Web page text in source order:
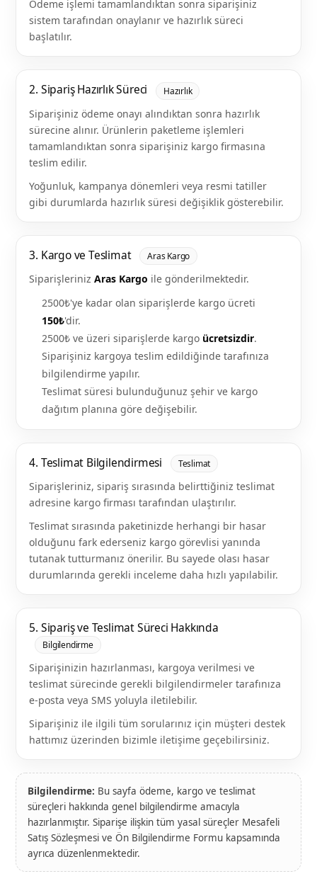
Ödeme işlemi tamamlandıktan sonra siparişiniz
sistem tarafından onaylanır ve hazırlık süreci
başlatılır.
2. Sipariş Hazırlık Süreci Hazırlık
Siparişiniz ödeme onayı alındıktan sonra hazırlık
sürecine alınır. Ürünlerin paketleme işlemleri
tamamlandıktan sonra siparişiniz kargo firmasına
teslim edilir.
Yoğunluk, kampanya dönemleri veya resmi tatiller
gibi durumlarda hazırlık süresi değişiklik gösterebilir.
3. Kargo ve Teslimat Aras Kargo
SiparişlerinizAras Kargo ile gönderilmektedir.
2500₺'ye kadar olan siparişlerde kargo ücreti
150₺'dir.
2500₺ ve üzeri siparişlerde kargo ücretsizdir.
Siparişiniz kargoya teslim edildiğinde tarafınıza
bilgilendirme yapılır.
Teslimat süresi bulunduğunuz şehir ve kargo
dağıtım planına göre değişebilir.
4. Teslimat Bilgilendirmesi Teslimat
Siparişleriniz, sipariş sırasında belirttiğiniz teslimat
adresine kargo firması tarafından ulaştırılır.
Teslimat sırasında paketinizde herhangi bir hasar
olduğunu fark ederseniz kargo görevlisi yanında
tutanak tutturmanız önerilir. Bu sayede olası hasar
durumlarında gerekli inceleme daha hızlı yapılabilir.
5. Sipariş ve Teslimat Süreci Hakkında
Bilgilendirme
Siparişinizin hazırlanması, kargoya verilmesi ve
teslimat sürecinde gerekli bilgilendirmeler tarafınıza
e-posta veya SMS yoluyla iletilebilir.
Siparişiniz ile ilgili tüm sorularınız için müşteri destek
hattımız üzerinden bizimle iletişime geçebilirsiniz.
Bilgilendirme: Bu sayfa ödeme, kargo ve teslimat
süreçleri hakkında genel bilgilendirme amacıyla
hazırlanmıştır. Siparişe ilişkin tüm yasal süreçler Mesafeli
Satış Sözleşmesi ve Ön Bilgilendirme Formu kapsamında
ayrıca düzenlenmektedir.